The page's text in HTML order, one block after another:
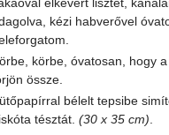
elkevert lisztet,
kézi habverővel
körbe, óvatosan, hogy
össze.
bélelt tepsibe
tésztát.(30 x 35 cm).